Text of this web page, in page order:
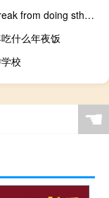
take a break from doing sth（take a break）
什么年夜饭
校
☚